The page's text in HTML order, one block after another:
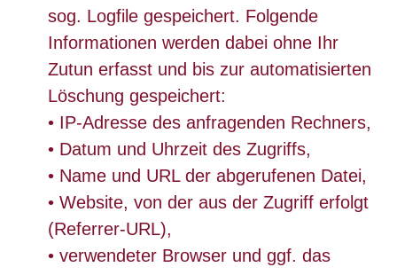
sog. Logfile gespeichert. Folgende
Informationen werden dabei ohne Ihr
Zutun erfasst und bis zur automatisierten
Löschung gespeichert:
• IP-Adresse des anfragenden Rechners,
• Datum und Uhrzeit des Zugriffs,
• Name und URL der abgerufenen Datei,
• Website, von der aus der Zugriff erfolgt
(Referrer-URL),
• verwendeter Browser und ggf. das